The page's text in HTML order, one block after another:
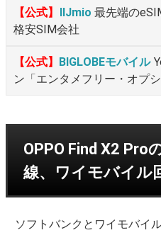
【公式】 IIJmio 最先端の
格安SIM会社
【公式】 BIGLOBEモバイル
ン「エンタメフリー・オプ
OPPO Find X2 Pro
線、ワイモバイル
ソフトバンクとワイモバイ